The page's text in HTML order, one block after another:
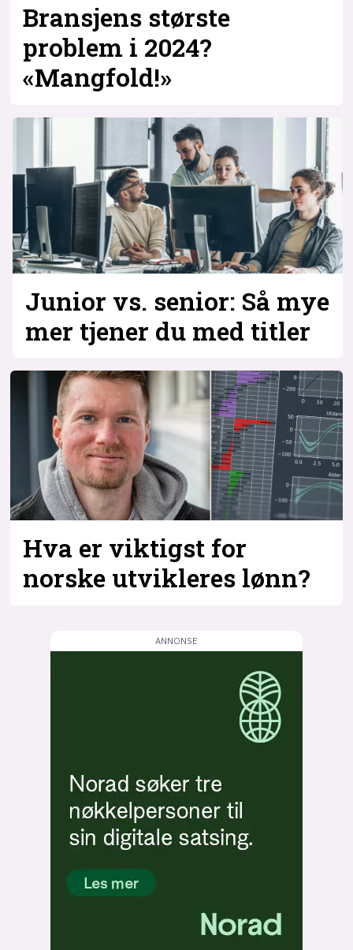
Bransjens største
problem i 2024?
«Mangfold!»
Junior vs. senior: Så mye
mer tjener du med titler
Hva er viktigst for
norske utvikleres lønn?